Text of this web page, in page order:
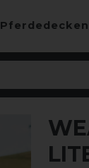
Pferdedecken